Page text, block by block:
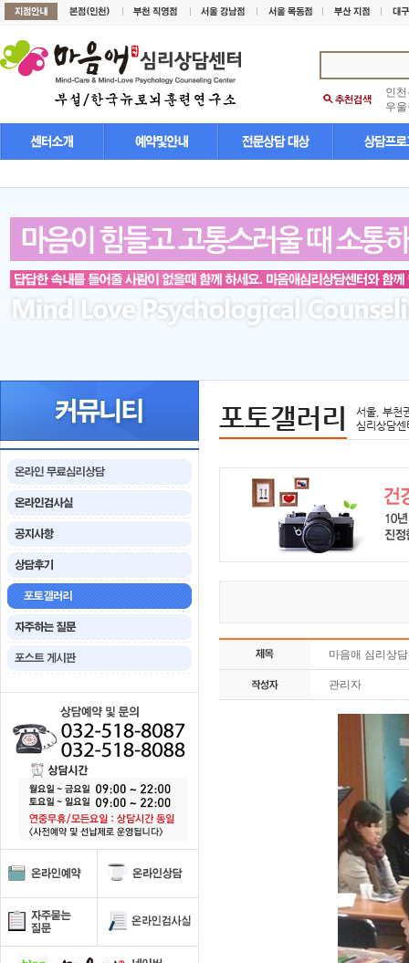
인
우
포토갤러리
서울, 부천
심리상담
마음애 심리상
관리자